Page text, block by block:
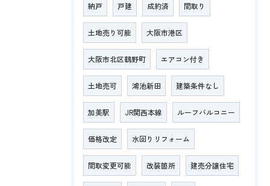
納戸 戸建 成約済 間取り
土地売り可能 大阪市港区
大阪市北区鶴野町 エアコン付き
土地売可 鴻池新田 建築条件なし
加美駅 JR関西本線 ルーフバルコニー
価格改定 水回りリフォーム
間取変更可能 改装箇所 建売分譲住宅